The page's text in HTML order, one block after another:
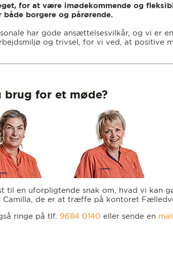
for at være imødekommende og
både borgere og pårørende.
har gode ansættelsesvilkår, og vi er
og trivsel, for vi ved, at positive
brug for et møde?
til en uforpligtende snak om, hvad vi kan
Camilla, de er at træffe på kontoret
ringe på tlf. 9684 0140 eller sende en mail